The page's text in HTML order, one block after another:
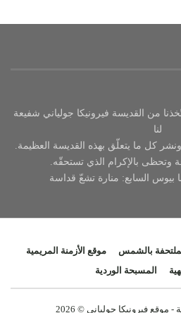
من القديسة فيرونيكا جولياني شفيعة
لنا
كل ما يتعلّق بهذه القديسة العظيمة.
وتحظى بالإكرام الذي تستحقّه.
بيوس السابع: منارة تشعّ قداسة
بالشمس
موقع الأزمنة المريمية
المسبحة الوردية
فيرونيكا جولياني © 2026